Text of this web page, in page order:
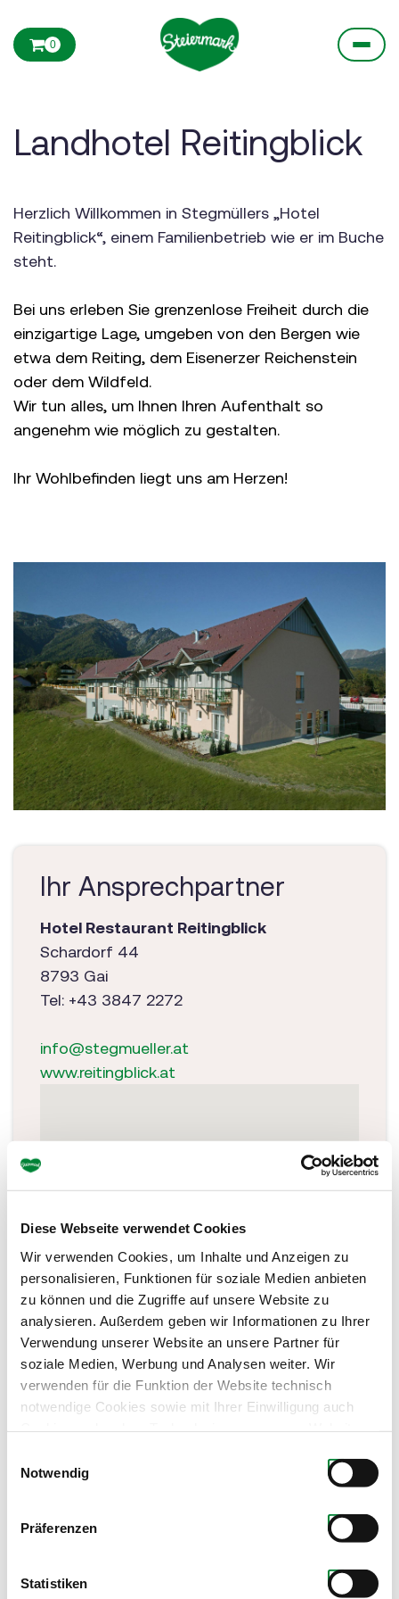
Diese Webseite verwendet Cookies
Wir verwenden Cookies, um Inhalte und Anzeigen zu
personalisieren, Funktionen für soziale Medien anbieten
zu können und die Zugriffe auf unsere Website zu
analysieren. Außerdem geben wir Informationen zu Ihrer
Verwendung unserer Website an unsere Partner für
soziale Medien, Werbung und Analysen weiter. Wir
verwenden für die Funktion der Website technisch
notwendige Cookies sowie mit Ihrer Einwilligung auch
zu personalisieren, Funktionen für soziale Medien
anbieten zu können, externe Inhalte einzubinden und
personalisierte Werbung auf anderen Plattformen zu
zeigen. Dazu teilen wir Informationen zu Ihrer
soziale Medien, Werbung und Analysen. Ihre Einwilligung
Notwendig
Präferenzen
Statistiken
0
Landhotel Reitingblick
Herzlich Willkommen in Stegmüllers „Hotel
Reitingblick“, einem Familienbetrieb wie er im Buche
steht.
Bei uns erleben Sie grenzenlose Freiheit durch die
einzigartige Lage, umgeben von den Bergen wie
etwa dem Reiting, dem Eisenerzer Reichenstein
oder dem Wildfeld.
Wir tun alles, um Ihnen Ihren Aufenthalt so
angenehm wie möglich zu gestalten.
Ihr Wohlbefinden liegt uns am Herzen!
Ihr Ansprechpartner
Hotel Restaurant Reitingblick
Schardorf 44
8793 Gai
Tel: +43 3847 2272
info@stegmueller.at
www.reitingblick.at
Produkte dieses Partners